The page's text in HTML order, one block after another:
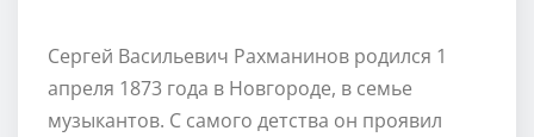
Сергей Васильевич Рахманинов родился 1
апреля 1873 года в Новгороде, в семье
музыкантов. С самого детства он проявил